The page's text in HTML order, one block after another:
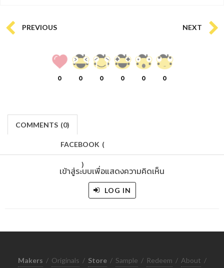
PREVIOUS NEXT
0 0 0 0 0 0
COMMENTS (0)
FACEBOOK (
)
เข้าสู่ระบบเพื่อแสดงความคิดเห็น
LOG IN
Makers / Originals / Store / Sample / Redeem / About /